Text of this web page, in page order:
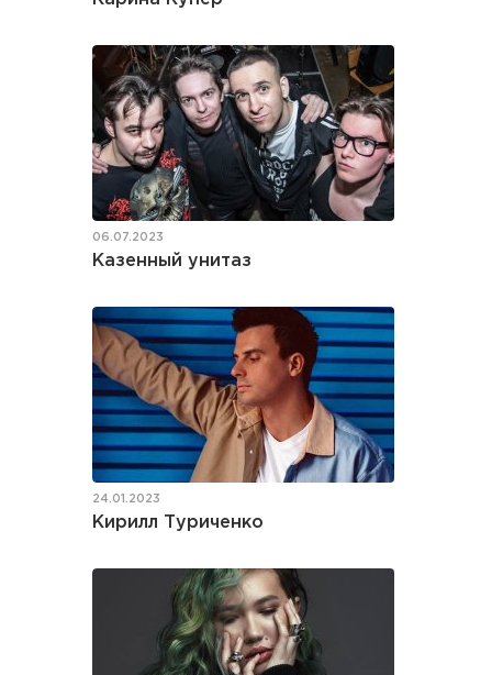
06.07.2023
Казенный унитаз
24.01.2023
Кирилл Туриченко